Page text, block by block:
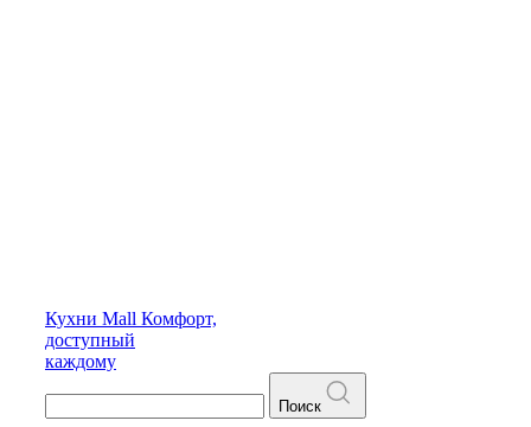
Кухни Mall Комфорт,
доступный
каждому
Поиск